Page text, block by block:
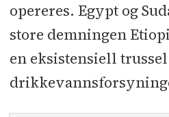
opereres. Egypt og
store demningen
en eksistensiell